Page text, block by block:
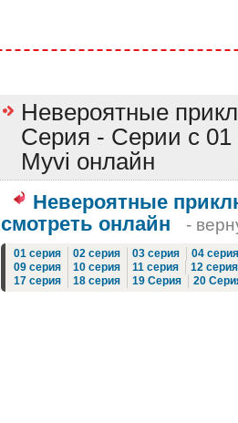
Невероятные
Серия - Серии с 01
Myvi онлайн
Невероятные
смотреть онлайн
-
01 серия 02 серия 03 серия
04 серия
09 серия
10 серия 11 серия
12 серия
17 серия
18 серия 19 Серия 20